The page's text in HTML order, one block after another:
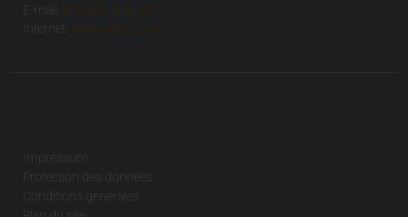
E-mail:
info(at)visus.com
Internet:
www.visus.com
Impressum
Protection des données
Conditions générales